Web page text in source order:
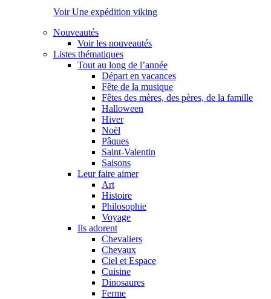
Voir Une expédition viking
Nouveautés
Voir les nouveautés
Listes thématiques
Tout au long de l’année
Départ en vacances
Fête de la musique
Fêtes des mères, des pères, de la famille
Halloween
Hiver
Noël
Pâques
Saint-Valentin
Saisons
Leur faire aimer
Art
Histoire
Philosophie
Voyage
Ils adorent
Chevaliers
Chevaux
Ciel et Espace
Cuisine
Dinosaures
Ferme